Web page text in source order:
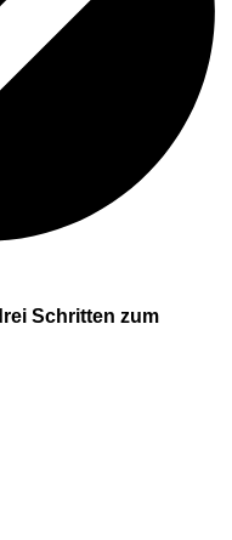
Schritten zum